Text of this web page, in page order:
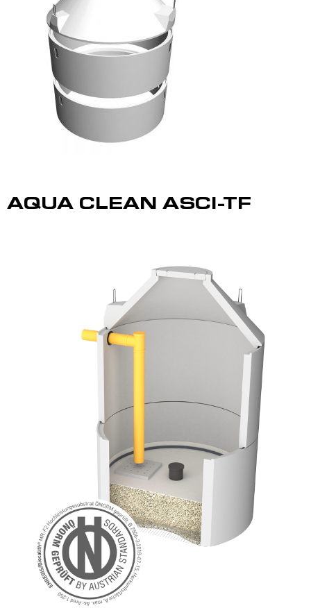
AQUA CLEAN ASCI-TF